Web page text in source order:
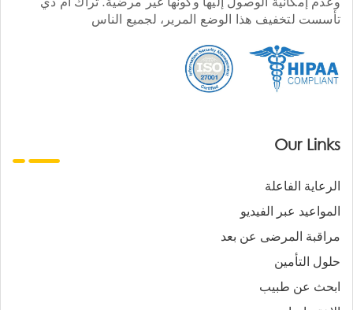
تأسست لتخفيف هذا الوضع المرير، لجميع الناس
Our Links
الرعاية الفاعلة
المواعيد عبر الفيديو
مراقبة المرضى عن بعد
حلول التأمين
ابحث عن طبيب